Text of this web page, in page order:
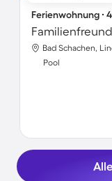
Ferienwohnung ∙
Bad Schachen,
Pool